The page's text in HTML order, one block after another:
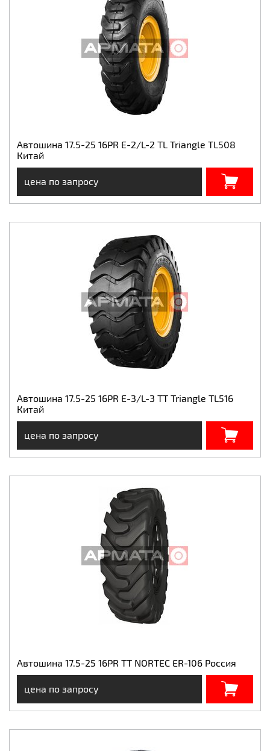
Автошина 17.5-25 16PR E-2/L-2 TL Triangle TL508
Китай
цена по запросу
Автошина 17.5-25 16PR E-3/L-3 TT Triangle TL516
Китай
цена по запросу
Автошина 17.5-25 16PR TT NORTEC ER-106 Россия
цена по запросу